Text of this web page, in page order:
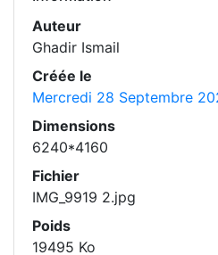
Auteur
Ghadir Ismail
Créée le
Mercredi 28 Septembre
Dimensions
6240*4160
Fichier
IMG_9919 2.jpg
Poids
19495 Ko